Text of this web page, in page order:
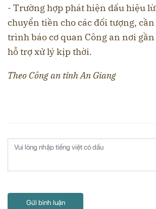
- Trường hợp phát hiện dấu hiệu
chuyển tiền cho các đối tượng,
trình báo cơ quan Công an nơi
hỗ trợ xử lý kịp thời.
Theo Công an tỉnh An Giang
Gửi bình luận